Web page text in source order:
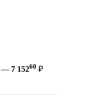
— 7 15260 ₽